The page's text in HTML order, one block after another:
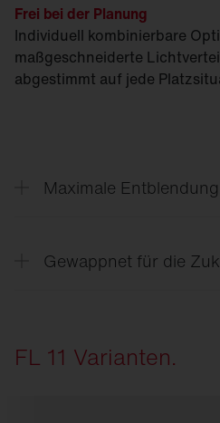
Frei bei der Planung
Individuell kombinierbare
maßgeschneiderte
abgestimmt auf jede
Maximale
Gewappnet für die
FL 11 Varianten.